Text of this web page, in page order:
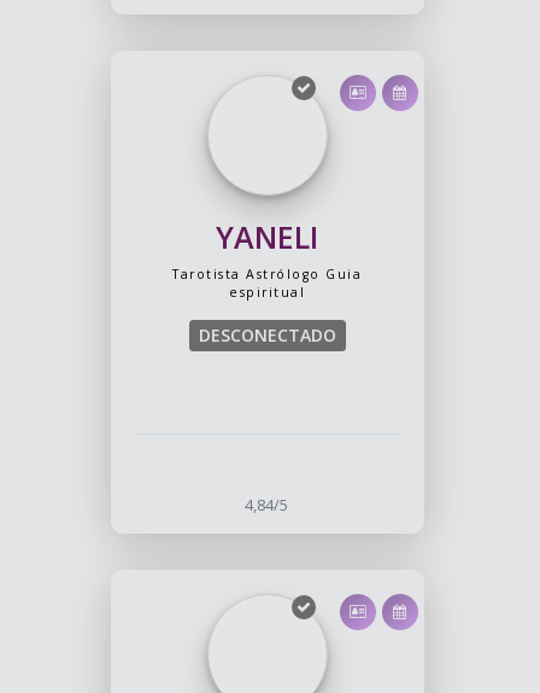
YANELI
Tarotista Astrólogo Guia
espiritual
DESCONECTADO
4,84/5